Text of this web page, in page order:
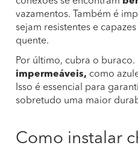
vazamentos. Também é
sejam resistentes e
quente.
Por último, cubra o buraco.
impermeáveis, como
Isso é essencial para
sobretudo uma maior
Como instalar